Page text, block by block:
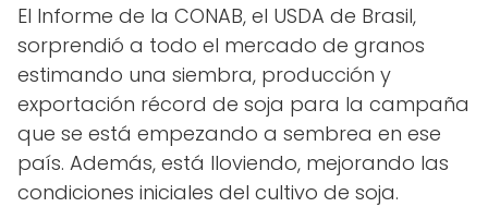
El Informe de la CONAB, el USDA de Brasil,
sorprendió a todo el mercado de granos
estimando una siembra, producción y
exportación récord de soja para la campaña
que se está empezando a sembrea en ese
país. Además, está lloviendo, mejorando las
condiciones iniciales del cultivo de soja.